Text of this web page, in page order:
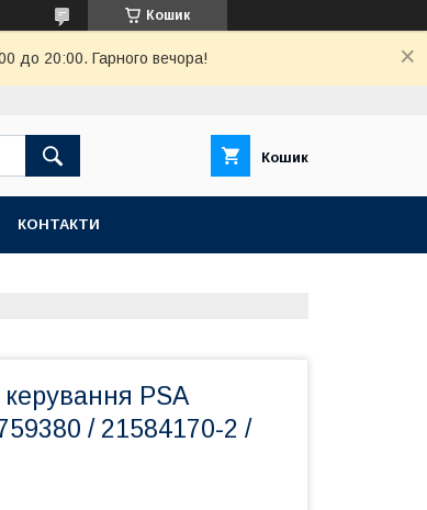
Кошик
до 20:00. Гарного вечора!
Кошик
КОНТАКТИ
PSA
/ 21584170-2 /